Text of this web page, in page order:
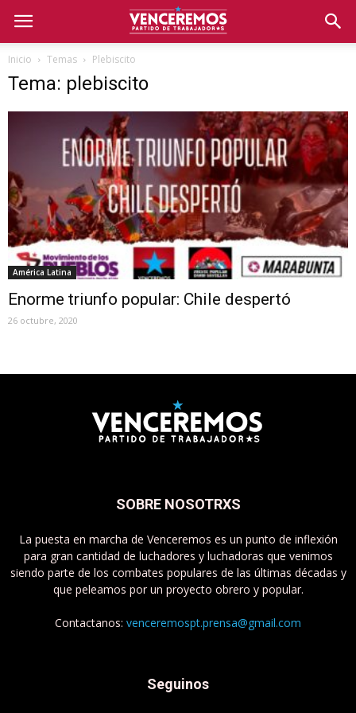
Inicio Temas Plebiscito
Tema: plebiscito
América Latina
Enorme triunfo popular: Chile despertó
26 octubre, 2020
SOBRE NOSOTRXS
La puesta en marcha de Venceremos es un punto de inflexión
para gran cantidad de luchadores y luchadoras que venimos
siendo parte de los combates populares de las últimas décadas y
que peleamos por un proyecto obrero y popular.
Contactanos: venceremospt.prensa@gmail.com
Seguinos